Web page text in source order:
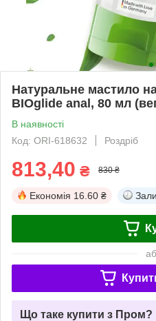
Натуральне мастило
BIOglide anal, 80 мл
В наявності
Код: ORI-618632
Роздріб
813,40 ₴ 830 ₴
Економія 16.60 ₴
Що таке купити з Пром?